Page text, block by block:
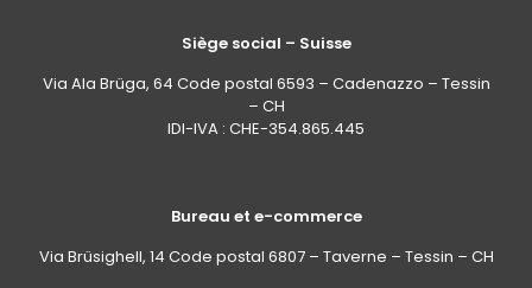
Siège social – Suisse
Via Ala Brüga, 64 Code postal 6593 – Cadenazzo – Tessin
– CH
IDI-IVA : CHE-354.865.445
Bureau et e-commerce
Via Brüsighell, 14 Code postal 6807 – Taverne – Tessin – CH